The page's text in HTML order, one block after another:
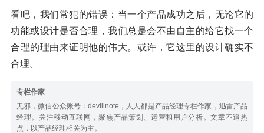
看吧，我们常犯的错误：当一个产品成功之后，无论它的
功能或设计是否合理，我们总是会不由自主的给它找一个
合理的理由来证明他的伟大。或许，它这里的设计确实不
合理。
专栏作家
无邪，微信公众账号：devillnote，人人都是产品经理专栏作家，迅雷产品
经理。关注移动互联网，聚焦产品策划、运营和用户分析。文章不追热
点，以产品经理相关为主。